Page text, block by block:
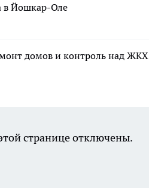
в Йошкар-Оле
домов и контроль над ЖКХ
странице отключены.